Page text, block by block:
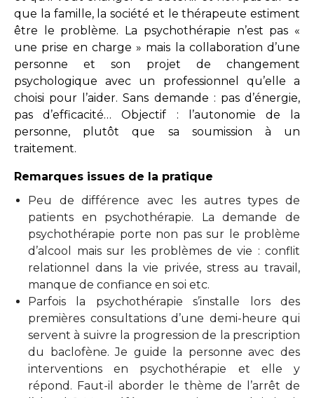
que la famille, la société et le thérapeute estiment
être le problème. La psychothérapie n’est pas «
une prise en charge » mais la collaboration d’une
personne et son projet de changement
psychologique avec un professionnel qu’elle a
choisi pour l’aider. Sans demande : pas d’énergie,
pas d’efficacité… Objectif : l’autonomie de la
personne, plutôt que sa soumission à un
traitement.
Remarques issues de la pratique
Peu de différence avec les autres types de
patients en psychothérapie. La demande de
psychothérapie porte non pas sur le problème
d’alcool mais sur les problèmes de vie : conflit
relationnel dans la vie privée, stress au travail,
manque de confiance en soi etc.
Parfois la psychothérapie s’installe lors des
premières consultations d’une demi-heure qui
servent à suivre la progression de la prescription
du baclofène. Je guide la personne avec des
interventions en psychothérapie et elle y
répond. Faut-il aborder le thème de l’arrêt de